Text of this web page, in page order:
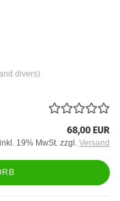
divers)
68,00 EUR
inkl. 19% MwSt. zzgl. Versand